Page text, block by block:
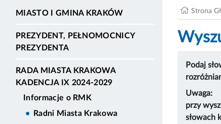
MIASTO I GMINA KRAKÓW
PREZYDENT, PEŁNOMOCNICY
PREZYDENTA
RADA MIASTA KRAKOWA
KADENCJA IX 2024-2029
Informacje o RMK
Radni Miasta Krakowa
Strona
Podaj
Uwaga:
przy
słowach